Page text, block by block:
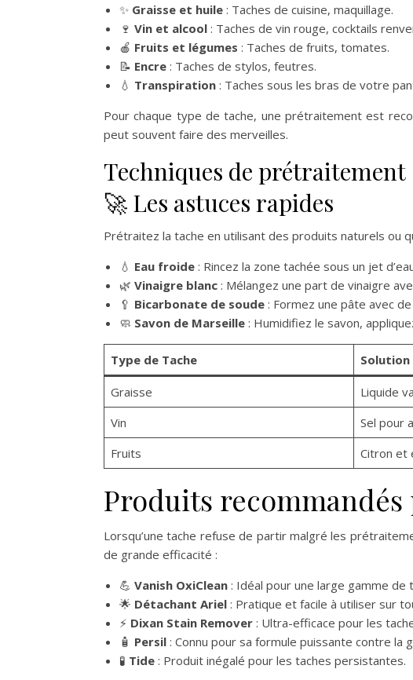
✨ Graisse et huile : Taches de cuisine, maquillage.
🍷 Vin et alcool : Taches de vin rouge, cocktails
🍎 Fruits et légumes : Taches de fruits, tomates.
📝 Encre : Taches de stylos, feutres.
💧 Transpiration : Taches sous les bras de votre
Pour chaque type de tache, une prétraitement est
peut souvent faire des merveilles.
Techniques de prétraitement
🚀 Les astuces rapides
Prétraitez la tache en utilisant des produits naturels ou
💧 Eau froide : Rincez la zone tachée sous un jet
🌿 Vinaigre blanc : Mélangez une part de vinaigre
🥄 Bicarbonate de soude : Formez une pâte avec
🧼 Savon de Marseille : Humidifiez le savon,
Type de Tache
Graisse
Liquide
Vin
Sel pour
Fruits
Citron et
Produits recommandés
Lorsqu’une tache refuse de partir malgré les
de grande efficacité :
💪 Vanish OxiClean : Idéal pour une large gamme de
🌟 Détachant Ariel : Pratique et facile à utiliser sur
⚡ Dixan Stain Remover : Ultra-efficace pour les
🧴 Persil : Connu pour sa formule puissante contre la
🧪 Tide : Produit inégalé pour les taches persistantes.